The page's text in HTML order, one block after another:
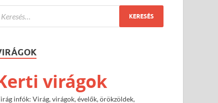
virágok
infók: Virág, virágok, évelők, örökzöldek,